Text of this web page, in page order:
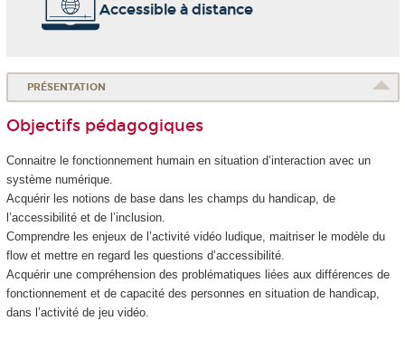
Accessible à distance
PRÉSENTATION
Objectifs pédagogiques
Connaitre le fonctionnement humain en situation d’interaction avec un
système numérique.
Acquérir les notions de base dans les champs du handicap, de
l’accessibilité et de l’inclusion.
Comprendre les enjeux de l’activité vidéo ludique, maitriser le modèle du
flow et mettre en regard les questions d’accessibilité.
Acquérir une compréhension des problématiques liées aux différences de
fonctionnement et de capacité des personnes en situation de handicap,
dans l’activité de jeu vidéo.